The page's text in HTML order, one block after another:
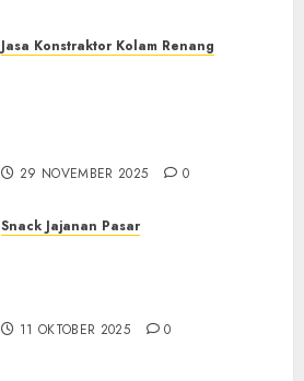
Jasa Konstraktor Kolam Renang
29 NOVEMBER 2025 0
Snack Jajanan Pasar
11 OKTOBER 2025 0